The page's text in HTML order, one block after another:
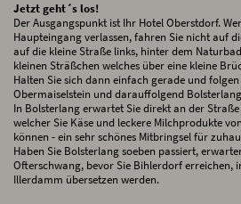
Jetzt geht´s los!
Der Ausgangspunkt ist Ihr Hotel Oberstdorf.
Haupteingang verlassen, fahren Sie nicht auf
auf die kleine Straße links, hinter dem
kleinen Sträßchen welches über eine kleine
Halten Sie sich dann einfach gerade und
Obermaiselstein und darauffolgend
In Bolsterlang erwartet Sie direkt an der
welcher Sie Käse und leckere Milchprodukte
können - ein sehr schönes Mitbringsel für
Haben Sie Bolsterlang soeben passiert,
Ofterschwang, bevor Sie Bihlerdorf erreichen,
Illerdamm übersetzen werden.